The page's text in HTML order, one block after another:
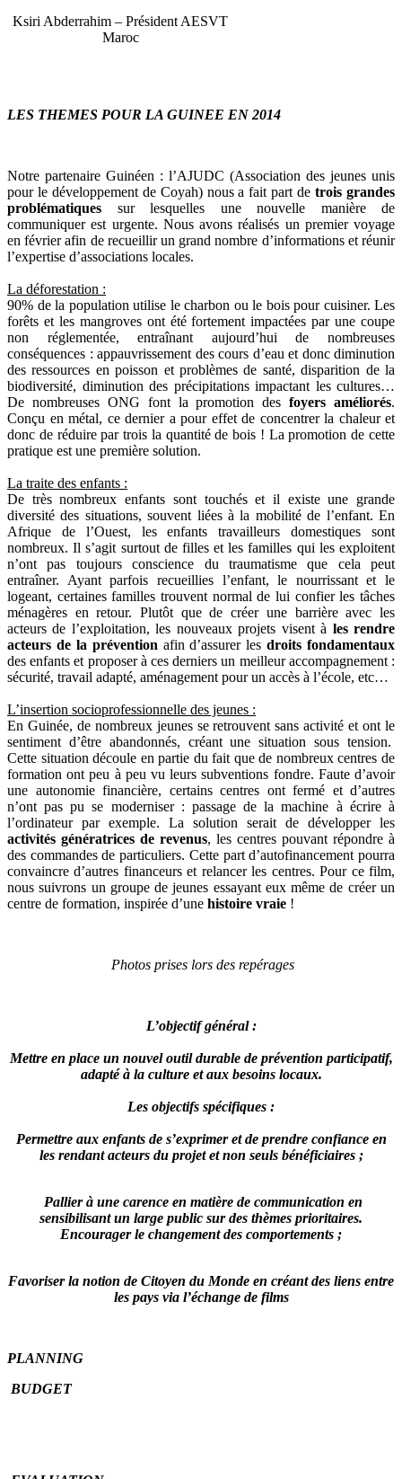
Ksiri Abderrahim – Président AESVT
Maroc
LES THEMES POUR LA GUINEE EN 2014
Notre partenaire Guinéen : l’AJUDC (Association des jeunes unis
pour le développement de Coyah) nous a fait part detrois grandes
problématiques sur lesquelles une nouvelle manière de
communiquer est urgente. Nous avons réalisés un premier voyage
en février afin de recueillir un grand nombre d’informations et réunir
l’expertise d’associations locales.
La déforestation :
90% de la population utilise le charbon ou le bois pour cuisiner. Les
forêts et les mangroves ont été fortement impactées par une coupe
non réglementée, entraînant aujourd’hui de nombreuses
conséquences : appauvrissement des cours d’eau et donc diminution
des ressources en poisson et problèmes de santé, disparition de la
biodiversité, diminution des précipitations impactant les cultures…
De nombreuses ONG font la promotion desfoyers améliorés.
Conçu en métal, ce dernier a pour effet de concentrer la chaleur et
donc de réduire par trois la quantité de bois ! La promotion de cette
pratique est une première solution.
La traite des enfants :
De très nombreux enfants sont touchés et il existe une grande
diversité des situations, souvent liées à la mobilité de l’enfant. En
Afrique de l’Ouest, les enfants travailleurs domestiques sont
nombreux. Il s’agit surtout de filles et les familles qui les exploitent
n’ont pas toujours conscience du traumatisme que cela peut
entraîner. Ayant parfois recueillies l’enfant, le nourrissant et le
logeant, certaines familles trouvent normal de lui confier les tâches
ménagères en retour. Plutôt que de créer une barrière avec les
acteurs de l’exploitation, les nouveaux projets visent à les rendre
acteurs de la préventionafin d’assurer lesdroits fondamentaux
des enfants et proposer à ces derniers un meilleur accompagnement :
sécurité, travail adapté, aménagement pour un accès à l’école, etc…
L’insertion socioprofessionnelle des jeunes :
En Guinée, de nombreux jeunes se retrouvent sans activité et ont le
sentiment d’être abandonnés, créant une situation sous tension.
Cette situation découle en partie du fait que de nombreux centres de
formation ont peu à peu vu leurs subventions fondre. Faute d’avoir
une autonomie financière, certains centres ont fermé et d’autres
n’ont pas pu se moderniser : passage de la machine à écrire à
l’ordinateur par exemple. La solution serait de développer les
activités génératrices de revenus, les centres pouvant répondre à
des commandes de particuliers. Cette part d’autofinancement pourra
convaincre d’autres financeurs et relancer les centres. Pour ce film,
nous suivrons un groupe de jeunes essayant eux même de créer un
centre de formation, inspirée d’une histoire vraie !
Photos prises lors des repérages
L’objectif général :
Mettre en place un nouvel outil durable de prévention participatif,
adapté à la culture et aux besoins locaux.
Les objectifs spécifiques :
Permettre aux enfants de s’exprimer et de prendre confiance en
les rendant acteurs du projet et non seuls bénéficiaires ;
Pallier à une carence en matière de communication en
sensibilisant un large public sur des thèmes prioritaires.
Encourager le changement des comportements ;
Favoriser la notion de Citoyen du Monde en créant des liens entre
les pays via l’échange de films
PLANNING
BUDGET